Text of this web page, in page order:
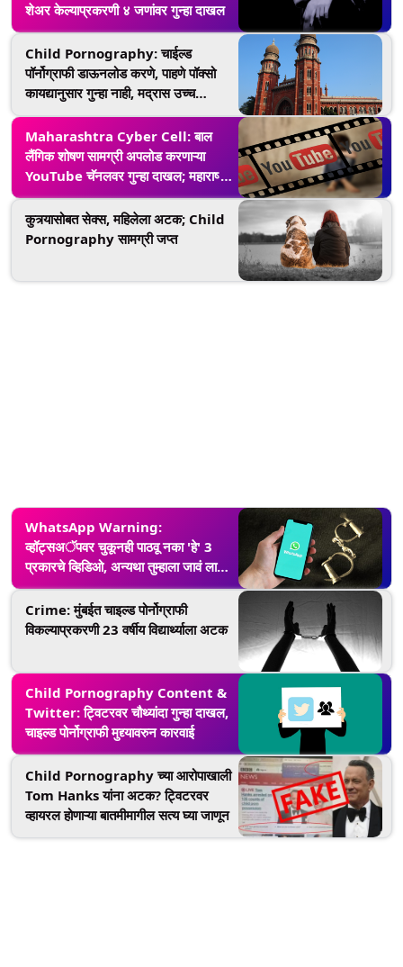
शेअर केल्याप्रकरणी ४ जणांवर गुन्हा दाखल
Child Pornography: चाईल्ड
पॉर्नोग्राफी डाऊनलोड करणे, पाहणे पॉक्सो
कायद्यानुसार गुन्हा नाही, मद्रास उच्च
न्यायालयाचा महत्वपूर्ण निकाल
Maharashtra Cyber Cell: बाल
लैंगिक शोषण सामग्री अपलोड करणाऱ्या
YouTube चॅनलवर गुन्हा दाखल; महाराष्ट्र
सायबर सेलची कारवाई
कुत्र्यासोबत सेक्स, महिलेला अटक; Child
Pornography सामग्री जप्त
WhatsApp Warning:
व्हॉट्सअॅपवर चुकूनही पाठवू नका 'हे' 3
प्रकारचे व्हिडिओ, अन्यथा तुम्हाला जावं लागेल
जेलमध्ये
Crime: मुंबईत चाइल्ड पोर्नोग्राफी
विकल्याप्रकरणी 23 वर्षीय विद्यार्थ्याला अटक
Child Pornography Content &
Twitter: ट्विटरवर चौथ्यांदा गुन्हा दाखल,
चाइल्ड पोर्नोग्राफी मुद्द्यावरुन कारवाई
Child Pornography च्या आरोपाखाली
Tom Hanks यांना अटक? ट्विटरवर
व्हायरल होणाऱ्या बातमीमागील सत्य घ्या जाणून